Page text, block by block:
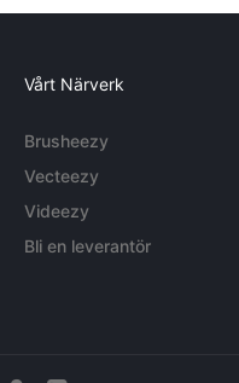
Vårt Närverk
Brusheezy
Vecteezy
Videezy
Bli en leverantör